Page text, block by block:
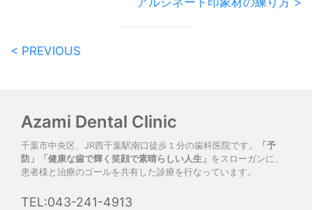
< PREVIOUS
Azami Dental Clinic
千葉市中央区、JR西千葉駅南口徒歩１分の歯科医院です。
「予
防」「健康な歯で輝く笑顔で素晴らしい人生」 をスローガンに、
患者様と治療のゴールを共有した診療を行なっています。
TEL:043-241-4913